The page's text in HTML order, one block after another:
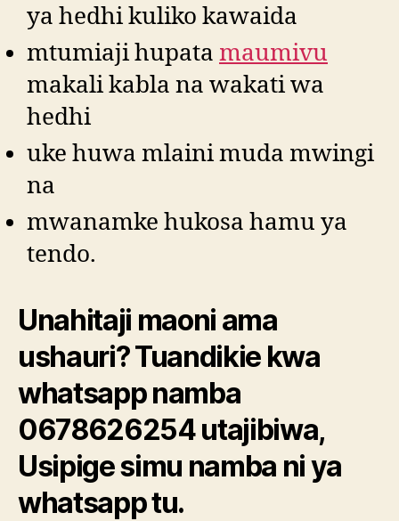
ya hedhi kuliko kawaida
mtumiaji hupata maumivu
makali kabla na wakati wa
hedhi
uke huwa mlaini muda mwingi
na
mwanamke hukosa hamu ya
tendo.
Unahitaji maoni ama
ushauri? Tuandikie kwa
whatsapp namba
0678626254 utajibiwa,
Usipige simu namba ni ya
whatsapp tu.